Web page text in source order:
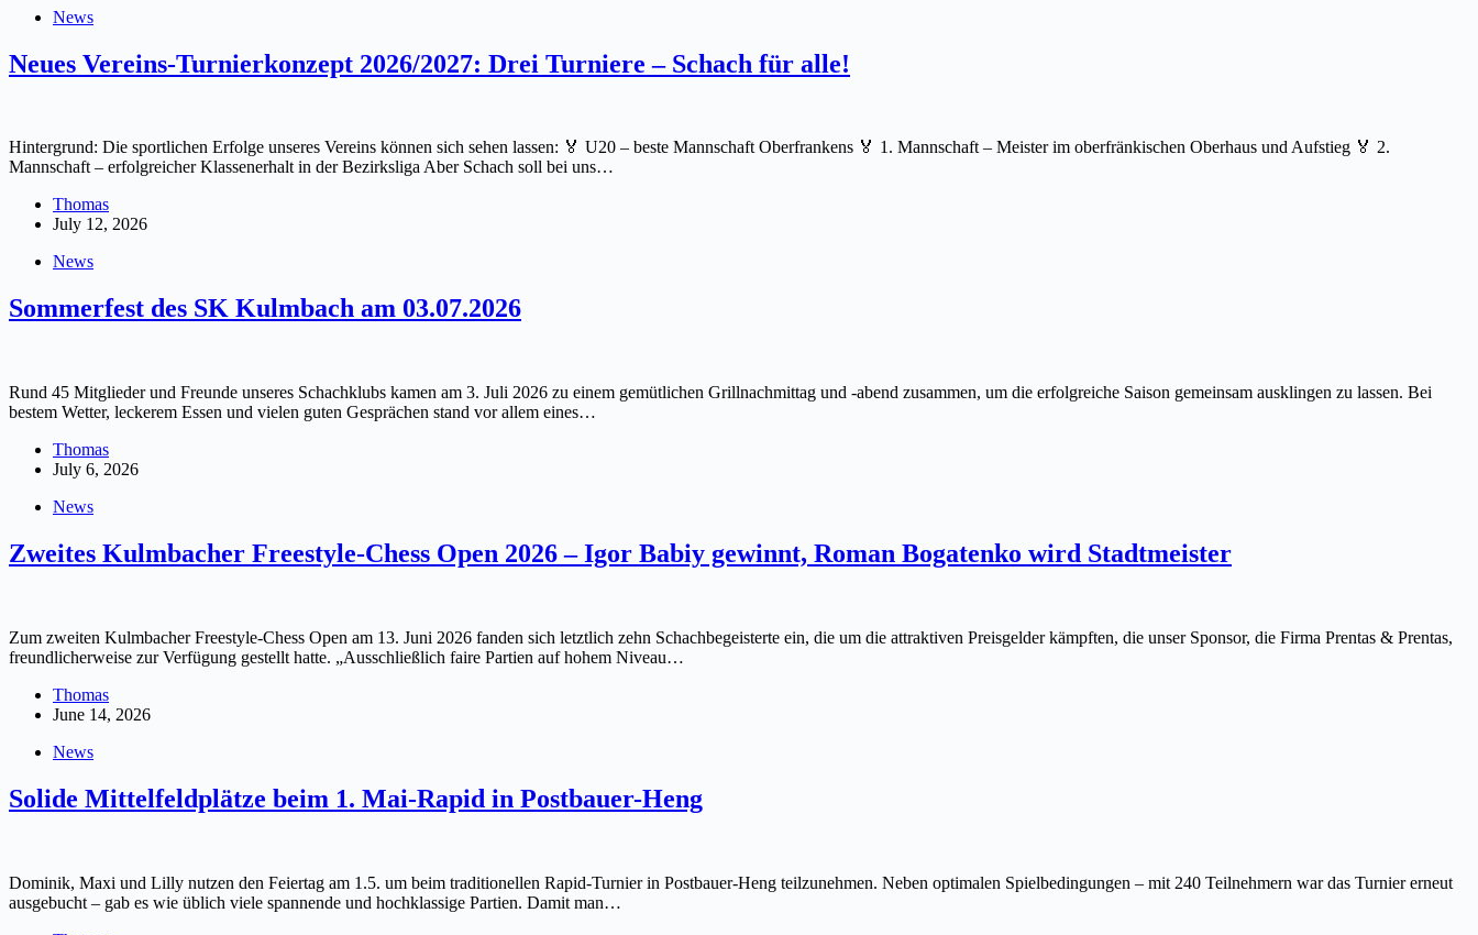
News
Neues Vereins-Turnierkonzept 2026/2027: Drei Turniere – Schach für alle!
Hintergrund: Die sportlichen Erfolge unseres Vereins können sich sehen lassen: 🏅 U20 – beste Mannschaft Oberfrankens 🏅 1. Mannschaft – Meister im oberfränkischen Oberhaus und Aufstieg 🏅 2.
Mannschaft – erfolgreicher Klassenerhalt in der Bezirksliga Aber Schach soll bei uns…
Thomas
July 12, 2026
News
Sommerfest des SK Kulmbach am 03.07.2026
Rund 45 Mitglieder und Freunde unseres Schachklubs kamen am 3. Juli 2026 zu einem gemütlichen Grillnachmittag und -abend zusammen, um die erfolgreiche Saison gemeinsam ausklingen zu lassen. Bei
bestem Wetter, leckerem Essen und vielen guten Gesprächen stand vor allem eines…
Thomas
July 6, 2026
News
Zweites Kulmbacher Freestyle-Chess Open 2026 – Igor Babiy gewinnt, Roman Bogatenko wird Stadtmeister
Zum zweiten Kulmbacher Freestyle-Chess Open am 13. Juni 2026 fanden sich letztlich zehn Schachbegeisterte ein, die um die attraktiven Preisgelder kämpften, die unser Sponsor, die Firma Prentas & Prentas,
freundlicherweise zur Verfügung gestellt hatte. „Ausschließlich faire Partien auf hohem Niveau…
Thomas
June 14, 2026
News
Solide Mittelfeldplätze beim 1. Mai-Rapid in Postbauer-Heng
Dominik, Maxi und Lilly nutzen den Feiertag am 1.5. um beim traditionellen Rapid-Turnier in Postbauer-Heng teilzunehmen. Neben optimalen Spielbedingungen – mit 240 Teilnehmern war das Turnier erneut
ausgebucht – gab es wie üblich viele spannende und hochklassige Partien. Damit man…